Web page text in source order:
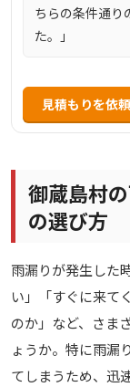
ちらの条件通り
た。」
見積もりを依
御蔵島村
の選び方
雨漏りが発生した
い」「すぐに来て
のか」など、さま
ょうか。特に雨漏
てしまうため、迅